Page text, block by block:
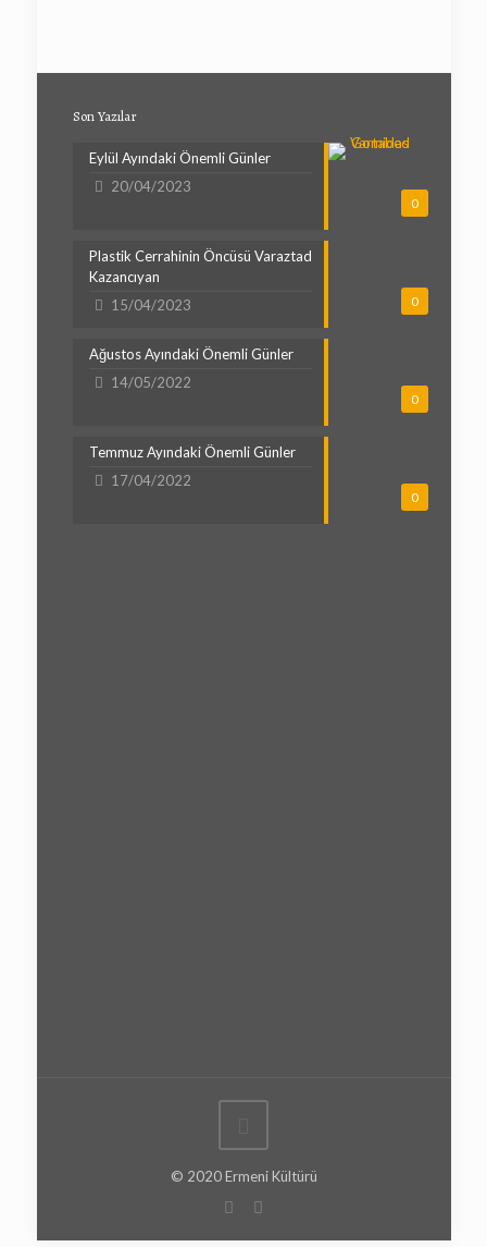
Son Yazılar
0
Eylül Ayındaki Önemli Günler
20/04/2023
0
Plastik Cerrahinin Öncüsü Varaztad
Kazancıyan
15/04/2023
0
Ağustos Ayındaki Önemli Günler
14/05/2022
0
Temmuz Ayındaki Önemli Günler
17/04/2022
© 2020 Ermeni Kültürü